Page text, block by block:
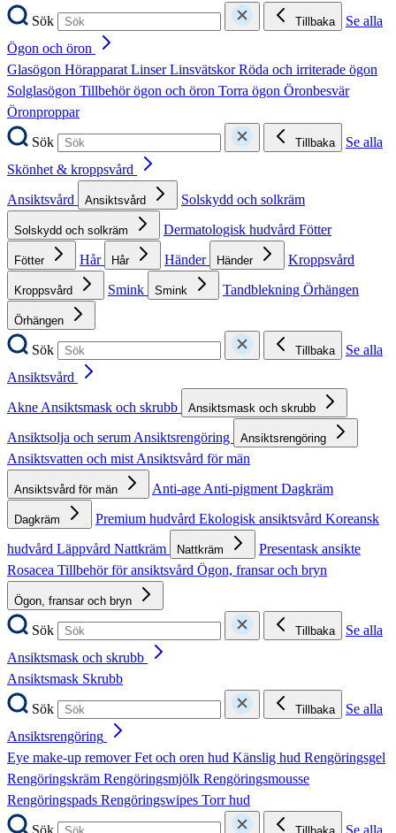
Sök
Tillbaka
Se alla
Ögon och öron
Glasögon HörapparatLinserLinsvätskorRöda och irriterade ögon
Solglasögon Tillbehör ögon och öron Torra ögon Öronbesvär
Öronproppar
Sök
Tillbaka
Se alla
Skönhet & kroppsvård
Ansiktsvård
Ansiktsvård Solskydd och solkräm
Solskydd och solkräm Dermatologisk hudvård Fötter
Fötter Hår Hår Händer Händer Kroppsvård
Kroppsvård Smink Smink Tandblekning Örhängen
Örhängen
Sök Tillbaka
Se alla
Ansiktsvård
AkneAnsiktsmask och skrubb Ansiktsmask och skrubb
Ansiktsolja och serumAnsiktsrengöring Ansiktsrengöring
Ansiktsvatten och mistAnsiktsvård för män
Ansiktsvård för män Anti-ageAnti-pigmentDagkräm
Dagkräm Premium hudvård Ekologisk ansiktsvård Koreansk
hudvård Läppvård Nattkräm Nattkräm
Presentask ansikte
Rosacea Tillbehör för ansiktsvård Ögon, fransar och bryn
Ögon, fransar och bryn
Sök Tillbaka
Se alla
Ansiktsmask och skrubb
Ansiktsmask Skrubb
Sök
Tillbaka
Se alla
Ansiktsrengöring
Eye make-up removerFet och oren hud Känslig hud Rengöringsgel
Rengöringskräm Rengöringsmjölk Rengöringsmousse
Rengöringspads Rengöringswipes Torr hud